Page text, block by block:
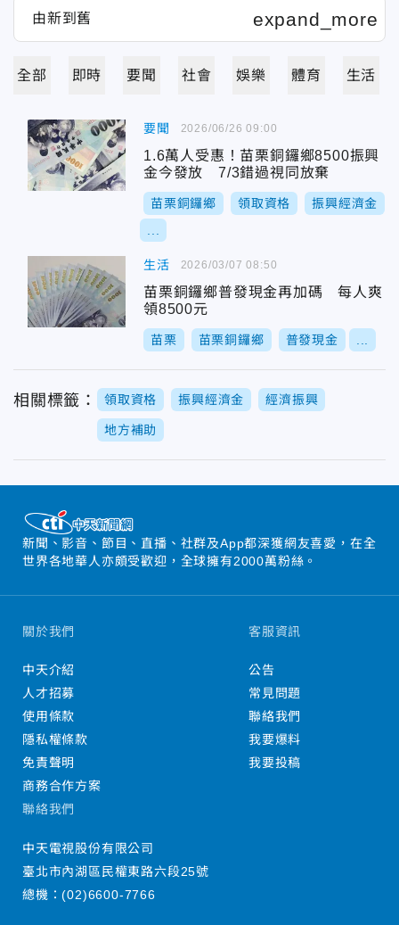
全部 即時 要聞 社會 娛樂 體育 生活
要聞
1.6萬人受惠！苗栗銅鑼鄉8500振興
金今發放 7/3錯過視同放棄
苗栗銅鑼鄉 領取資格 振興經濟金
2026/06/26 09:00
生活
苗栗銅鑼鄉普發現金再加碼 每人爽
領8500元
苗栗 苗栗銅鑼鄉 普發現金
2026/03/07 08:50
相關標籤： 領取資格 振興經濟金 經濟振興
地方補助
新聞、影音、節目、直播、社群及App都深獲網友喜愛，在全
世界各地華人亦頗受歡迎，全球擁有2000萬粉絲。
關於我們
中天介紹
人才招募
使用條款
隱私權條款
免責聲明
商務合作方案
客服資訊
公告
常見問題
聯絡我們
我要爆料
我要投稿
聯絡我們
中天電視股份有限公司
臺北市內湖區民權東路六段25號
總機：(02)6600-7766